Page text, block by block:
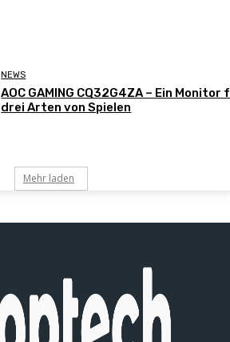
NEWS
AOC GAMING CQ32G4ZA – Ein Monitor
drei Arten von Spielen
Mehr laden